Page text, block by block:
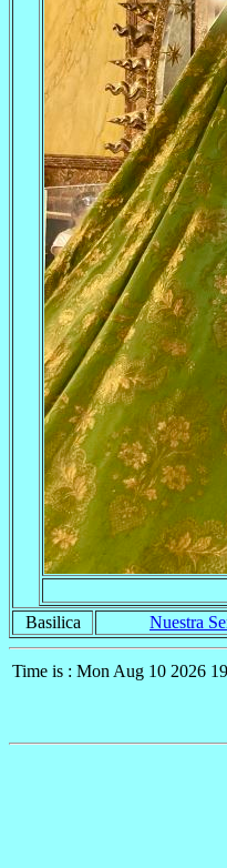
Basilica Nuestra
Time is : Mon Aug 10 2026